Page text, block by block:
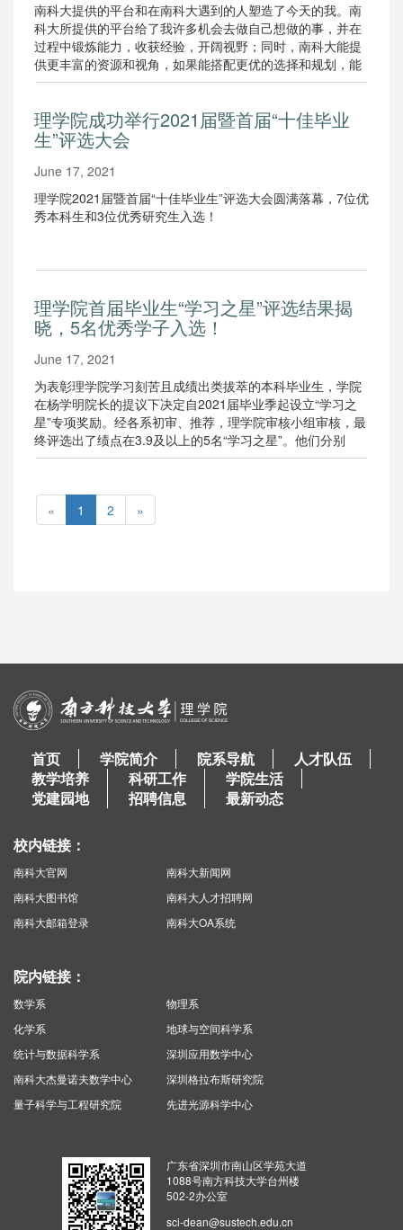
南科大提供的平台和在南科大遇到的人塑造了今天的我。南
科大所提供的平台给了我许多机会去做自己想做的事，并在
过程中锻炼能力，收获经验，开阔视野；同时，南科大能提
供更丰富的资源和视角，如果能搭配更优的选择和规划，能
使我们通过相同程度的努力达到相对更好的结果。
理学院成功举行2021届暨首届“十佳毕业
生”评选大会
June 17, 2021
理学院2021届暨首届“十佳毕业生”评选大会圆满落幕，7位优
秀本科生和3位优秀研究生入选！
理学院首届毕业生“学习之星”评选结果揭
晓，5名优秀学子入选！
June 17, 2021
为表彰理学院学习刻苦且成绩出类拔萃的本科毕业生，学院
在杨学明院长的提议下决定自2021届毕业季起设立“学习之
星”专项奖励。经各系初审、推荐，理学院审核小组审核，最
终评选出了绩点在3.9及以上的5名“学习之星”。他们分别
是：数学系赵宇翔，物理系高廷宇，化学系郭千里，地球与
«
1 2 »
首页 学院简介 院系导航
人才队伍
教学培养
科研工作
学院生活
党建园地
招聘信息 最新动态
校内链接：
南科大官网
南科大新闻网
南科大图书馆
南科大人才招聘网
南科大邮箱登录
南科大OA系统
院内链接：
数学系
物理系
化学系
地球与空间科学系
统计与数据科学系
深圳应用数学中心
南科大杰曼诺夫数学中心
深圳格拉布斯研究院
量子科学与工程研究院
先进光源科学中心
广东省深圳市南山区学苑大道
1088号南方科技大学台州楼
502-2办公室
sci-dean@sustech.edu.cn